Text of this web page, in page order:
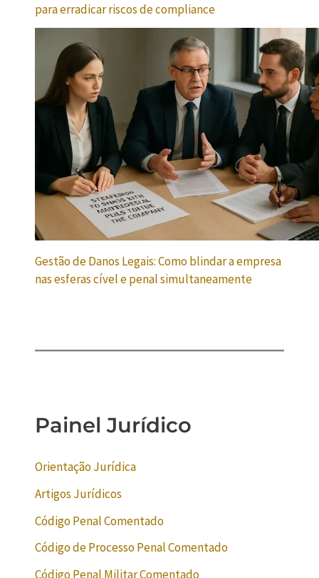
para erradicar riscos de compliance
Gestão de Danos Legais: Como blindar a empresa
nas esferas cível e penal simultaneamente
Painel Jurídico
Orientação Jurídica
Artigos Jurídicos
Código Penal Comentado
Código de Processo Penal Comentado
Código Penal Militar Comentado